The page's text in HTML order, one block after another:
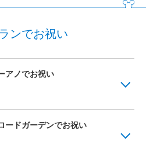
ンでお祝い
アノでお祝い
ードガーデンでお祝い